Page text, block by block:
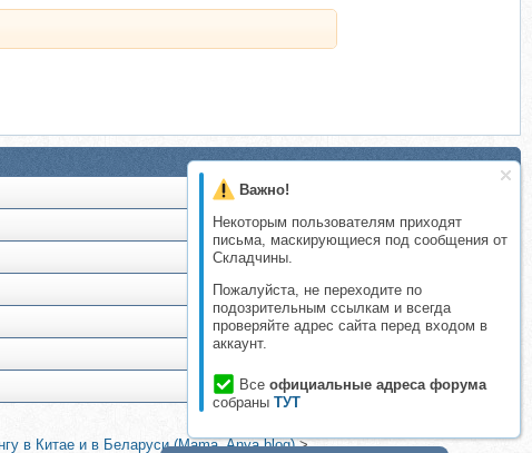
Важно!
Некоторым пользователям приходят
письма, маскирующиеся под сообщения от
Складчины.
Пожалуйста, не переходите по
подозрительным ссылкам и всегда
проверяйте адрес сайта перед входом в
аккаунт.
Все официальные адреса форума
собраны ТУТ
в Китае и в Беларуси (Mama_Anya.blog)>